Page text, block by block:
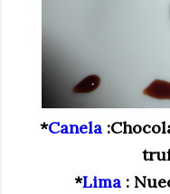
*Canela :
*Lima :